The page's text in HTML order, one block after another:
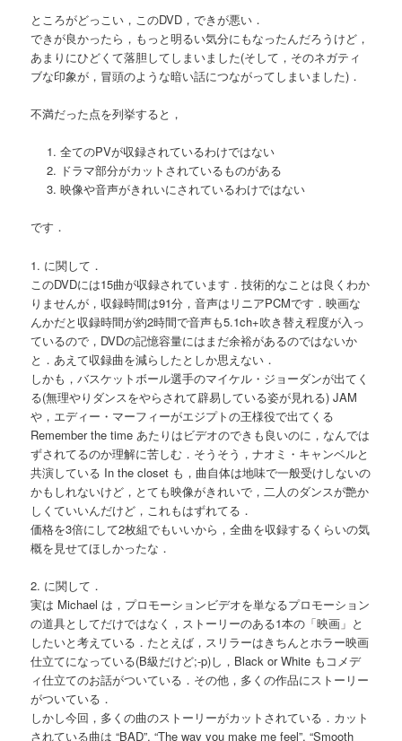
ところがどっこい，このDVD，できが悪い．
できが良かったら，もっと明るい気分にもなったんだろうけど，
あまりにひどくて落胆してしまいました(そして，そのネガティ
ブな印象が，冒頭のような暗い話につながってしまいました)．
不満だった点を列挙すると，
全てのPVが収録されているわけではない
ドラマ部分がカットされているものがある
映像や音声がきれいにされているわけではない
です．
1. に関して．
このDVDには15曲が収録されています．技術的なことは良くわか
りませんが，収録時間は91分，音声はリニアPCMです．映画な
んかだと収録時間が約2時間で音声も5.1ch+吹き替え程度が入っ
ているので，DVDの記憶容量にはまだ余裕があるのではないか
と．あえて収録曲を減らしたとしか思えない．
しかも，バスケットボール選手のマイケル・ジョーダンが出てく
る(無理やりダンスをやらされて辟易している姿が見れる) JAM
や，エディー・マーフィーがエジプトの王様役で出てくる
Remember the time あたりはビデオのできも良いのに，なんでは
ずされてるのか理解に苦しむ．そうそう，ナオミ・キャンベルと
共演している In the closet も，曲自体は地味で一般受けしないの
かもしれないけど，とても映像がきれいで，二人のダンスが艶か
しくていいんだけど，これもはずれてる．
価格を3倍にして2枚組でもいいから，全曲を収録するくらいの気
概を見せてほしかったな．
2. に関して．
実は Michael は，プロモーションビデオを単なるプロモーション
の道具としてだけではなく，ストーリーのある1本の「映画」と
したいと考えている．たとえば，スリラーはきちんとホラー映画
仕立てになっている(B級だけど;-p)し，Black or White もコメデ
ィ仕立てのお話がついている．その他，多くの作品にストーリー
がついている．
しかし今回，多くの曲のストーリーがカットされている．カット
されている曲は “BAD”, “The way you make me feel”, “Smooth